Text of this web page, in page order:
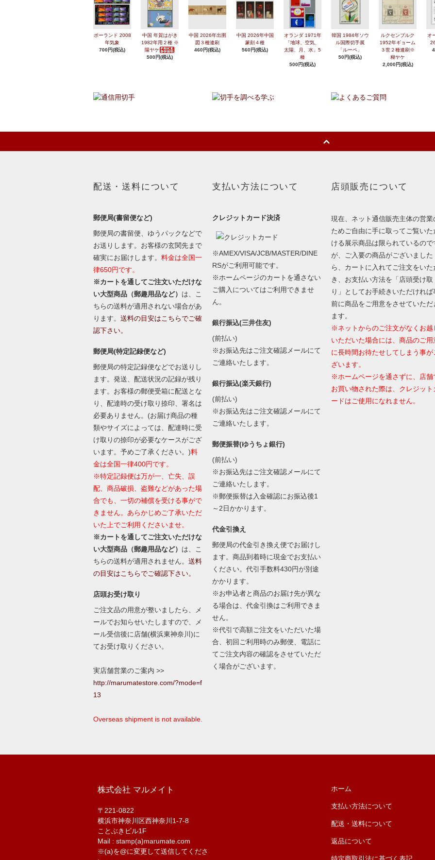
ポーランド 2008
年気象
700円(税込)
中国 年賀はがき
1982年用２種 ※
陽ヤケ
500円(税込)
中国 2026年出圉
図３種連刷
460円(税込)
中国 2026年中国
篆刻４種
560円(税込)
オランダ 1971年
「地球、空気、
太陽、月、水」5
種
500円(税込)
韓国 1984年ソウ
ル国際切手展
「ルーペ」
50円(税込)
ルクセンブルク
1952年ギョーム
３世２種連刷※
糊ヤケ
2,000円(税込)
オ
配送・送料について
郵便局(書留便など)
郵便局の書留便、ゆうパックなどで
お送りします。お客様の玄関先まで
確実にお届けします。 料金は全国一
律650円です。
※カートを通してご注文いただけな
い大型商品（郵趣用品など） は、こ
ちらの送料が適用されない場合があ
ります。 送料の目安はこちらでご確
認下さい。
郵便局(特定記録便など)
郵便局の特定記録便などでお送りし
ます。発送、配送状況の記録が残り
ます。お客様の郵便受箱に配送とな
り、配達時の受け取り捺印、署名は
必要ありません。(お届け商品の種
類やサイズによっては、配達時に受
け取りの捺印が必要なケースがござ
います。予めご了承ください。)料
金は全国一律400円です。
※特定記録便は万が一、亡失、誤
配、商品破損、盗難などがあった場
合でも、一切の補償を受ける事がで
きません。あらかじめご了承いただ
いた上でご利用くださいませ。
※カートを通してご注文いただけな
い大型商品（郵趣用品など） は、こ
ちらの送料が適用されません。 送料
の目安はこちらでご確認下さい。
店頭お受け取り
ご注文品の用意が整いましたら、メ
ールでお知らせいたしますので、メ
ール受信後に店舗(横浜東神奈川)に
てお受け取りください。
実店舗営業のご案内 >>
http://marumatestore.com/?mode=f
13
Overseas shipment is not available.
支払い方法について
クレジットカード決済
※AMEX/VISA/JCB/MASTER/DINE
RSがご利用可能です。
※ホームページのカートを通さない
ご購入についてはご利用できませ
ん。
銀行振込(三井住友)
(前払い)
※お振込先はご注文確認メールにて
ご連絡いたします。
銀行振込(楽天銀行)
(前払い)
※お振込先はご注文確認メールにて
ご連絡いたします。
郵便振替(ゆうちょ銀行)
(前払い)
※お振込先はご注文確認メールにて
ご連絡いたします。
※郵便振替は入金確認にお振込後1
～2日かかります。
代金引換え
郵便局の代金引き換え便でお届けし
ます。商品到着時に現金でお支払い
ください。代引手数料430円が別途
かかります。
※お申込者と商品のお届け先が異な
る場合は、代金引換はご利用できま
せん。
※代引で高額ご注文をいただいた場
合、初回ご利用時のみ郵便、電話に
てご注文内容の確認をさせていただ
く場合がございます。
店頭販売について
現在、ネット通信販売主体の営業
ためご自由に手に取ってご覧いた
ける展示商品は限られているので
が、ご入要の商品がございました
ら、カートに入れてご注文をいた
き、お支払い方法を「店頭受け取
り」としてお手続きいただければ
前に商品をご用意をさせていただ
ます。
※ネットからのご注文がなくお越
いただいた場合には、商品のご用
に長時間お待たせしてしまう事が
ざいます。
※ホームページを通さずに、店舗
お買い物された際は、クレジット
ードはご使用になれません。
株式会社 マルメイト
〒221-0822
横浜市神奈川区西神奈川1-7-8
ことぶきビル1F
Mail : stamp(a)marumate.com
※(a)を@に変更して送信してくださ
ホーム
支払い方法について
配送・送料について
返品について
特定商取引法に基づく表記